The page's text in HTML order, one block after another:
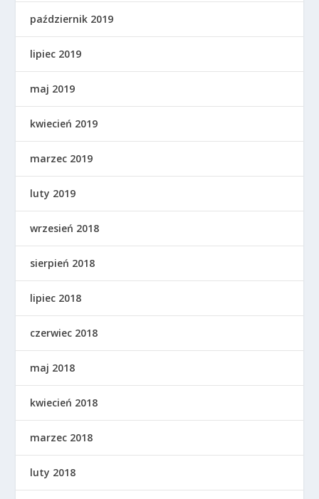
październik 2019
lipiec 2019
maj 2019
kwiecień 2019
marzec 2019
luty 2019
wrzesień 2018
sierpień 2018
lipiec 2018
czerwiec 2018
maj 2018
kwiecień 2018
marzec 2018
luty 2018